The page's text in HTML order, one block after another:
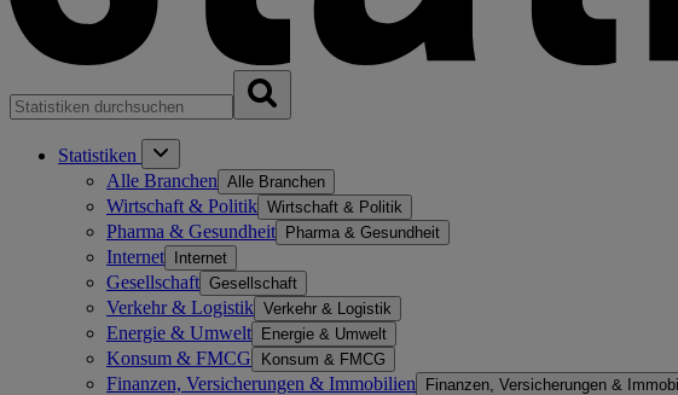
Statistiken
Alle Branchen Alle Branchen
Wirtschaft & Politik Wirtschaft & Politik
Pharma & Gesundheit Pharma & Gesundheit
Internet Internet
Gesellschaft Gesellschaft
Verkehr & Logistik Verkehr & Logistik
Energie & Umwelt Energie & Umwelt
Konsum & FMCG Konsum & FMCG
Finanzen, Versicherungen & Immobilien Finanzen, Versicherungen &